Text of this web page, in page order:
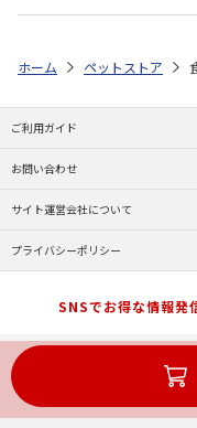
ホーム ペットストア
ご利用ガイド
お問い合わせ
サイト運営会社について
プライバシーポリシー
SNSでお得な情報発